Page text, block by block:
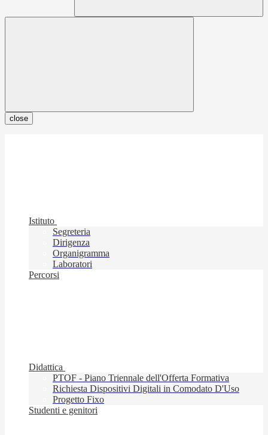
close
Istituto
Segreteria
Dirigenza
Organigramma
Laboratori
Percorsi
Didattica
PTOF - Piano Triennale dell'Offerta Formativa
Richiesta Dispositivi Digitali in Comodato D'Uso
Progetto Fixo
Studenti e genitori